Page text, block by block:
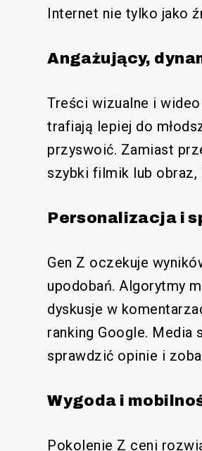
Internet nie tylko jako
Angażujący,
Treści wizualne i
trafiają lepiej do
przyswoić. Zamiast
szybki filmik lub
Personalizacja i
Gen Z oczekuje
upodobań. Algorytmy
dyskusje w
ranking Google. Media
sprawdzić opinie i
Wygoda i
Pokolenie Z ceni